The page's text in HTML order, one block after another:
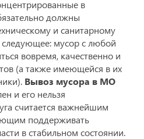
в
должны
и санитарному
следующее: мусор с любой
вовремя, качественно и
(а также имеющейся в их
Вывоз мусора в МО
и его нельзя
считается важнейшим
поддерживать
в стабильном состоянии.